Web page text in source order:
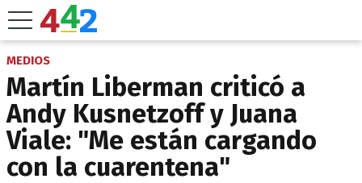
MEDIOS
Martín Liberman criticó a
Andy Kusnetzoff y Juana
Viale: "Me están cargando
con la cuarentena"